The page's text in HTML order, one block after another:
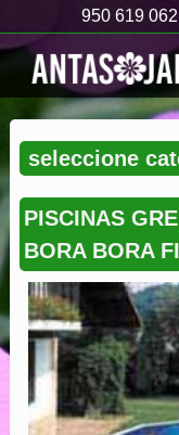
950 619 062
PISCINAS
BORA BORA